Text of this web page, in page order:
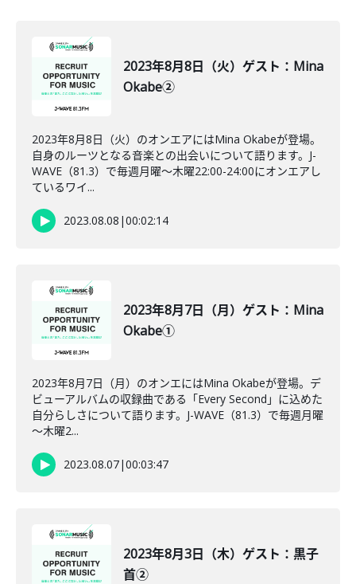
2023年8月8日（火）ゲスト：Mina
Okabe②
2023年8月8日（火）のオンエアにはMina Okabeが登場。
自身のルーツとなる音楽との出会いについて語ります。J-
WAVE（81.3）で毎週月曜～木曜22:00-24:00にオンエアし
ているワイ...
2023.08.08 |00:02:14
2023年8月7日（月）ゲスト：Mina
Okabe①
2023年8月7日（月）のオンエにはMina Okabeが登場。デ
ビューアルバムの収録曲である「Every Second」に込めた
自分らしさについて語ります。J-WAVE（81.3）で毎週月曜
～木曜2...
2023.08.07|00:03:47
2023年8月3日（木）ゲスト：黒子
首②